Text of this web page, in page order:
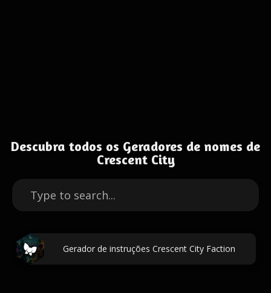
Descubra todos os Geradores de nomes de
Crescent City
Gerador de instruções Crescent City Faction